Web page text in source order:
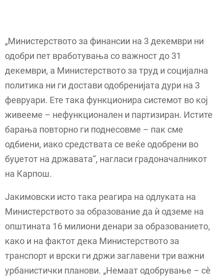
„Министерството за финансии на 3 декември ни
одобри пет вработувања со важност до 31
декември, а Министерството за труд и социјална
политика ни ги достави одобренијата дури на 3
февруари. Ете така функционира системот во кој
живееме – нефункционален и партизиран. Истите
барања повторно ги поднесовме – пак сме
одбиени, иако средствата се веќе одобрени во
буџетот на државата“, нагласи градоначалникот
на Карпош.
Јакимовски исто така реагира на одлуката на
Министерството за образование да ѝ одземе на
општината 16 милиони денари за образованието,
како и на фактот дека Министерството за
транспорт и врски ги држи заглавени три важни
урбанистички планови. „Немаат одобрување – сè